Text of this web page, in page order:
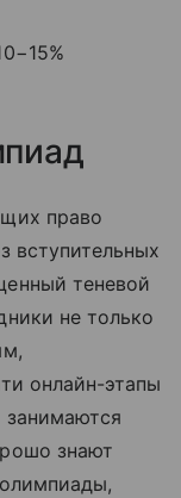
право
вступительных
теневой
не только
онлайн-этапы
знают